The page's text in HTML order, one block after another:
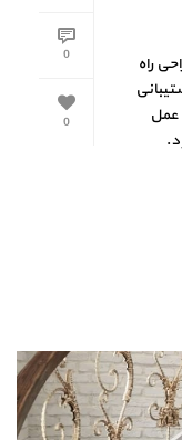
0
0
راه
عمل